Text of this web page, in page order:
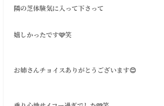
隣の芝体験気に入って下さって
嬉しかったです🩷笑
お姉さんチョイスありがとうございます😊